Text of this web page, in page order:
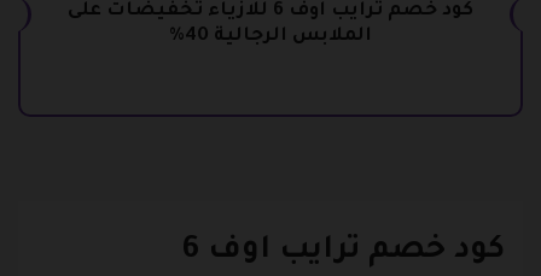
كود خصم ترايب اوف 6 للازياء تخفيضات على
الملابس الرجالية 40%
كود خصم ترايب اوف 6